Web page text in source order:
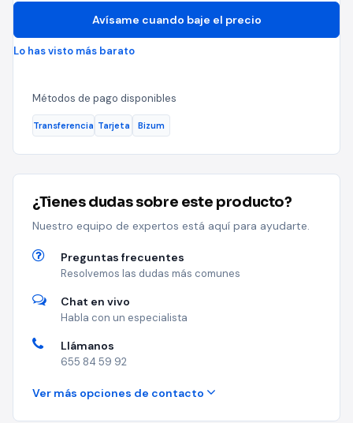
Avísame cuando baje el precio
Lo has visto más barato
Métodos de pago disponibles
Transferencia Tarjeta Bizum
¿Tienes dudas sobre este producto?
Nuestro equipo de expertos está aquí para ayudarte.
Preguntas frecuentes
Resolvemos las dudas más comunes
Chat en vivo
Habla con un especialista
Llámanos
655 84 59 92
Ver más opciones de contacto